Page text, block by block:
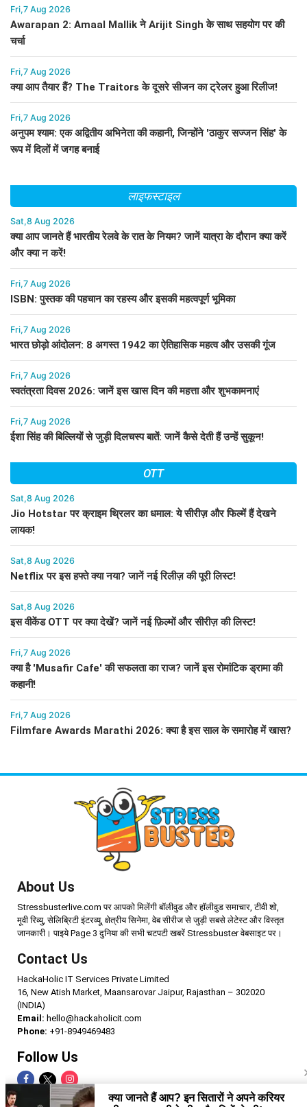
Fri,7 Aug 2026
Awarapan 2: Amaal Mallik ने Arijit Singh के साथ सहयोग पर की
चर्चा
Fri,7 Aug 2026
क्या आप तैयार हैं? The Traitors के दूसरे सीजन का ट्रेलर हुआ रिलीज!
Fri,7 Aug 2026
अनुपम श्याम: एक अद्वितीय अभिनेता की कहानी, जिन्होंने 'ठाकुर सज्जन सिंह' के
रूप में दिलों में जगह बनाई
लाइफस्टाइल
Sat,8 Aug 2026
क्या आप जानते हैं भारतीय रेलवे के रात के नियम? जानें यात्रा के दौरान क्या करें
और क्या न करें!
Fri,7 Aug 2026
ISBN: पुस्तक की पहचान का रहस्य और इसकी महत्वपूर्ण भूमिका
Fri,7 Aug 2026
भारत छोड़ो आंदोलन: 8 अगस्त 1942 का ऐतिहासिक महत्व और उसकी गूंज
Fri,7 Aug 2026
स्वतंत्रता दिवस 2026: जानें इस खास दिन की महत्ता और शुभकामनाएं
Fri,7 Aug 2026
ईशा सिंह की बिल्लियों से जुड़ी दिलचस्प बातें: जानें कैसे देती हैं उन्हें सुकून!
OTT
Sat,8 Aug 2026
Jio Hotstar पर क्राइम थ्रिलर का धमाल: ये सीरीज़ और फिल्में हैं देखने
लायक!
Sat,8 Aug 2026
Netflix पर इस हफ्ते क्या नया? जानें नई रिलीज़ की पूरी लिस्ट!
Sat,8 Aug 2026
इस वीकेंड OTT पर क्या देखें? जानें नई फ़िल्मों और सीरीज़ की लिस्ट!
Fri,7 Aug 2026
क्या है 'Musafir Cafe' की सफलता का राज? जानें इस रोमांटिक ड्रामा की
कहानी!
Fri,7 Aug 2026
Filmfare Awards Marathi 2026: क्या है इस साल के समारोह में खास?
About Us
Stressbusterlive.com पर आपको मिलेंगी बॉलीवुड और हॉलीवुड समाचार, टीवी शो,
मूवी रिव्यु, सेलिब्रिटी इंटरव्यू, क्षेत्रीय सिनेमा, वेब सीरीज से जुड़ी सबसे लेटेस्ट और विस्तृत
जानकारी। पाइये Page 3 दुनिया की सभी चटपटी खबरें Stressbuster वेबसाइट पर।
Contact Us
HackaHolic IT Services Private Limited
16, New Atish Market, Maansarovar Jaipur, Rajasthan – 302020
(INDIA)
Email: hello@hackaholicit.com
Phone: +91-8949469483
Follow Us